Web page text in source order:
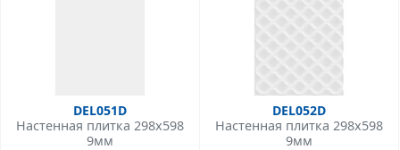
DEL051D
Настенная плитка 298x598
9мм
DEL052D
Настенная плитка 298x598
9мм